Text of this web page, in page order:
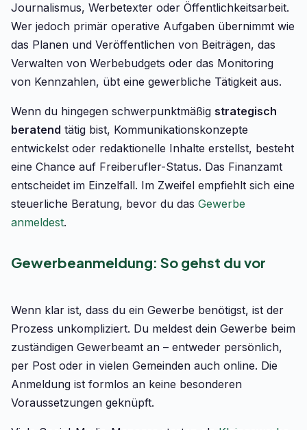
Journalismus, Werbetexter oder Öffentlichkeitsarbeit.
Wer jedoch primär operative Aufgaben übernimmt wie
das Planen und Veröffentlichen von Beiträgen, das
Verwalten von Werbebudgets oder das Monitoring
von Kennzahlen, übt eine gewerbliche Tätigkeit aus.
Wenn du hingegen schwerpunktmäßig strategisch
beratend tätig bist, Kommunikationskonzepte
entwickelst oder redaktionelle Inhalte erstellst, besteht
eine Chance auf Freiberufler-Status. Das Finanzamt
entscheidet im Einzelfall. Im Zweifel empfiehlt sich eine
steuerliche Beratung, bevor du das Gewerbe
anmeldest.
Gewerbeanmeldung: So gehst du vor
Wenn klar ist, dass du ein Gewerbe benötigst, ist der
Prozess unkompliziert. Du meldest dein Gewerbe beim
zuständigen Gewerbeamt an – entweder persönlich,
per Post oder in vielen Gemeinden auch online. Die
Anmeldung ist formlos an keine besonderen
Voraussetzungen geknüpft.